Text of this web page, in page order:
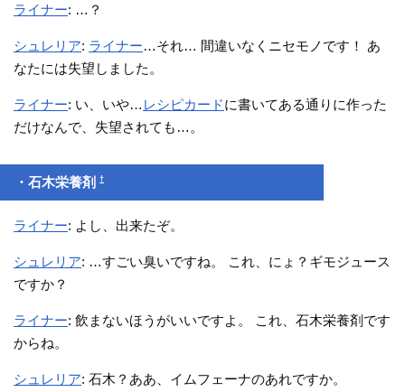
ライナー: …？
シュレリア: ライナー…それ… 間違いなくニセモノです！ あ
なたには失望しました。
ライナー: い、いや… レシピカードに書いてある通りに作った
だけなんで、失望されても…。
・石木栄養剤†
ライナー: よし、出来たぞ。
シュレリア: …すごい臭いですね。 これ、にょ？ギモジュース
ですか？
ライナー: 飲まないほうがいいですよ。 これ、石木栄養剤です
からね。
シュレリア: 石木？ああ、イムフェーナのあれですか。